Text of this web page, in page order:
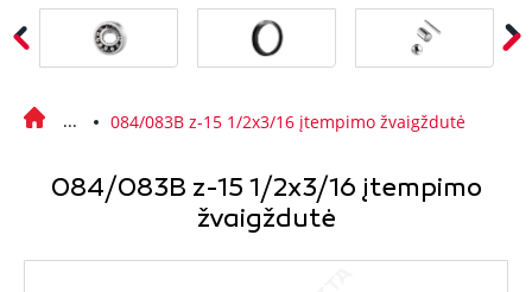
084/083B z-15 1/2x3/16 įtempimo žvaigždutė
084/083B z-15 1/2x3/16 įtempimo
žvaigždutė